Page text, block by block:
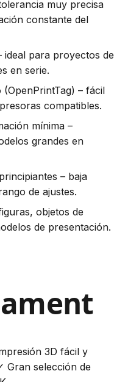
muy precisa
constante del
ideal para proyectos de
en serie.
– fácil
compatibles.
mínima –
grandes en
– baja
de ajustes.
objetos de
de presentación.
3D fácil y
Gran selección de